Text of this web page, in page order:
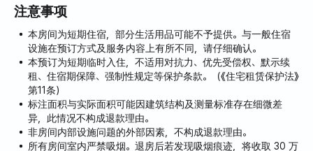
注意事项
本房间为短期住宿，部分生活用品可能不予提供。与一般住宿
设施在预订方式及服务内容上有所不同，请仔细确认。
本预订为短期临时入住，不适用对抗力、优先受偿权、默示续
租、住宿期保障、强制性规定等保护条款。（《住宅租赁保护法》
第11条）
标注面积与实际面积可能因建筑结构及测量标准存在细微差
异，此情况不构成退款理由。
非房间内部设施问题的外部因素，不构成退款理由。
所有房间室内严禁吸烟。退房后若发现吸烟痕迹，将收取 30 万